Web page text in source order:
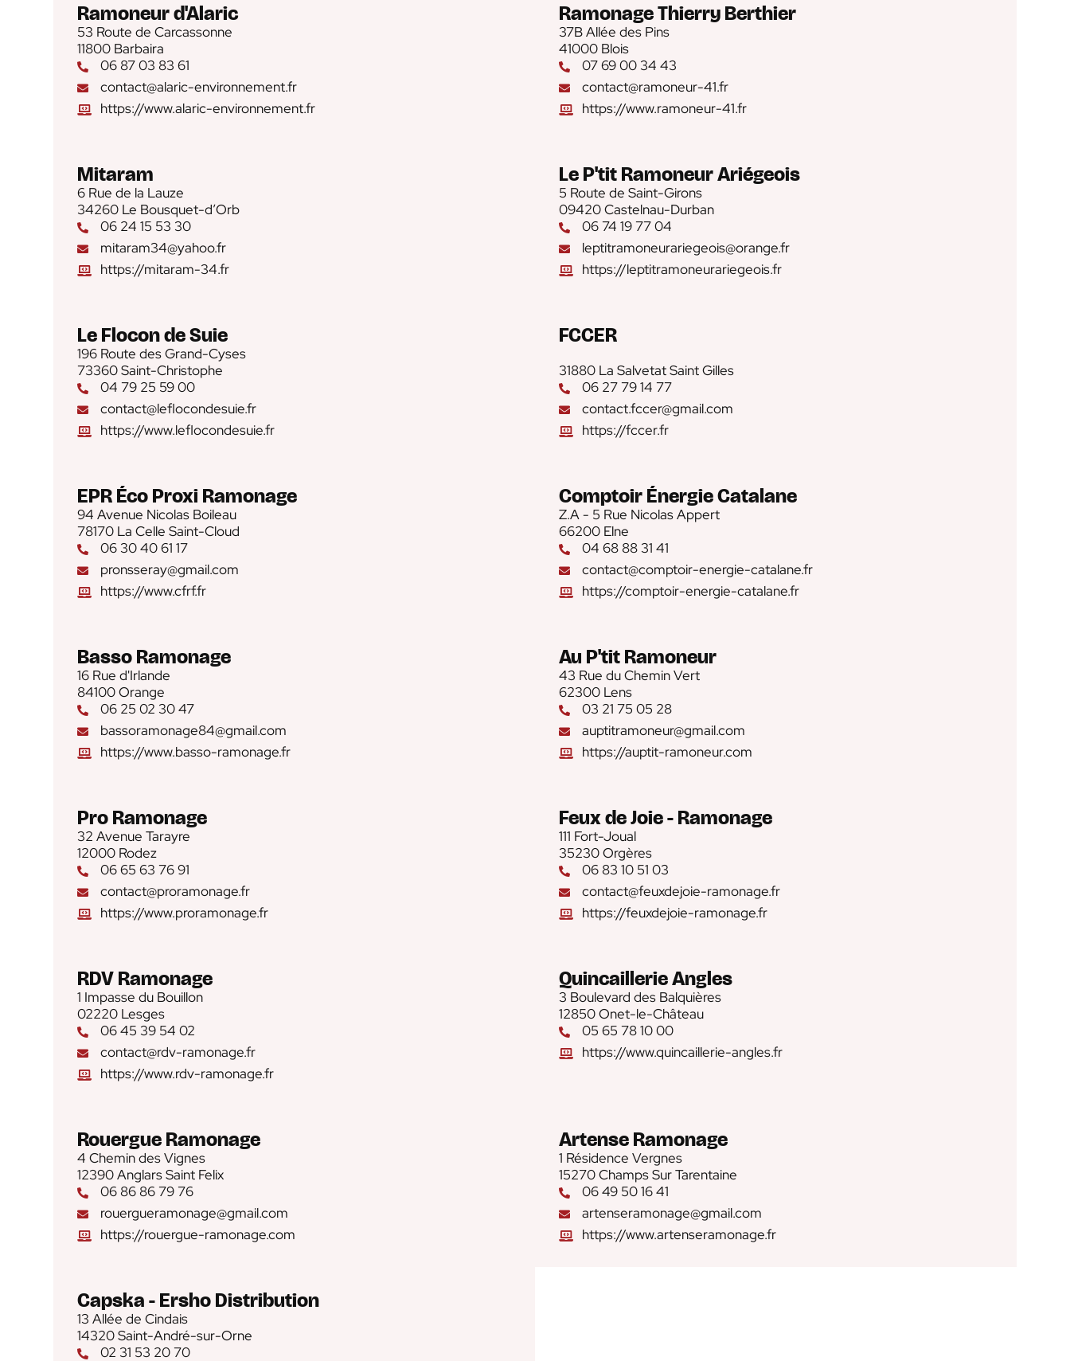
Ramoneur d'Alaric
53 Route de Carcassonne
11800 Barbaira
06 87 03 83 61
contact@alaric-environnement.fr
https://www.alaric-environnement.fr
Ramonage Thierry Berthier
37B Allée des Pins
41000 Blois
07 69 00 34 43
contact@ramoneur-41.fr
https://www.ramoneur-41.fr
Mitaram
6 Rue de la Lauze
34260 Le Bousquet-d’Orb
06 24 15 53 30
mitaram34@yahoo.fr
https://mitaram-34.fr
Le P'tit Ramoneur Ariégeois
5 Route de Saint-Girons
09420 Castelnau-Durban
06 74 19 77 04
leptitramoneurariegeois@orange.fr
https://leptitramoneurariegeois.fr
Le Flocon de Suie
196 Route des Grand-Cyses
73360 Saint-Christophe
04 79 25 59 00
contact@leflocondesuie.fr
https://www.leflocondesuie.fr
FCCER
31880 La Salvetat Saint Gilles
06 27 79 14 77
contact.fccer@gmail.com
https://fccer.fr
EPR Éco Proxi Ramonage
94 Avenue Nicolas Boileau
78170 La Celle Saint-Cloud
06 30 40 61 17
pronsseray@gmail.com
https://www.cfrf.fr
Comptoir Énergie Catalane
Z.A - 5 Rue Nicolas Appert
66200 Elne
04 68 88 31 41
contact@comptoir-energie-catalane.fr
https://comptoir-energie-catalane.fr
Basso Ramonage
16 Rue d'Irlande
84100 Orange
06 25 02 30 47
bassoramonage84@gmail.com
https://www.basso-ramonage.fr
Au P'tit Ramoneur
43 Rue du Chemin Vert
62300 Lens
03 21 75 05 28
auptitramoneur@gmail.com
https://auptit-ramoneur.com
Pro Ramonage
32 Avenue Tarayre
12000 Rodez
06 65 63 76 91
contact@proramonage.fr
https://www.proramonage.fr
Feux de Joie - Ramonage
111 Fort-Joual
35230 Orgères
06 83 10 51 03
contact@feuxdejoie-ramonage.fr
https://feuxdejoie-ramonage.fr
RDV Ramonage
1 Impasse du Bouillon
02220 Lesges
06 45 39 54 02
contact@rdv-ramonage.fr
https://www.rdv-ramonage.fr
Quincaillerie Angles
3 Boulevard des Balquières
12850 Onet-le-Château
05 65 78 10 00
https://www.quincaillerie-angles.fr
Rouergue Ramonage
4 Chemin des Vignes
12390 Anglars Saint Felix
06 86 86 79 76
rouergueramonage@gmail.com
https://rouergue-ramonage.com
Artense Ramonage
1 Résidence Vergnes
15270 Champs Sur Tarentaine
06 49 50 16 41
artenseramonage@gmail.com
https://www.artenseramonage.fr
Capska - Ersho Distribution
13 Allée de Cindais
14320 Saint-André-sur-Orne
02 31 53 20 70